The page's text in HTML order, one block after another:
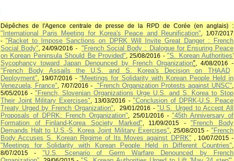
Dépêches de l'Agence centrale de presse de la RPD de Corée (en anglais) :
"International Paris Meeting for Korea's Peace and Reunification", 1/07/2017
-"Racket to Impose Sanctions on DPRK Will Invite Great Danger : French
Social Body", 24/09/2016 - "French Social Body : Dialogue for Ensuring Peace
on Korean Peninsula Should Be Provided", 25/08/2016 -"S. Korean Authorities'
Sycophancy toward Japan Denounced by French Organization", 4/08/2016 -
" French Body Assails the U.S. and S. Korea's Decision on THAAD
Deployment", 19/07/2016 - "Meetings for Solidarity with Korean People Held in
Venezuela, France", 7/07/2016 - "French Organization Protests against UNSC",
5/05/2016 - "French, Slovenian Organizations Urge U.S. and S. Korea to Stop
Their Joint Military Exercises", 13/03/2016 - "Conclusion of DPRK-U.S. Peace
Treaty Urged by French Organization", 29/01/2016 -"U.S. Urged to Accept All
Proposals of DPRK: French Organization", 25/01/2016 - "45th Anniversary of
Formation of Finland-Korea Society Marked", 11/09/2015 -" French Body
Demands Halt to U.S.-S. Korea Joint Military Exercises", 25/08/2015-"French
Body Accuses S. Korean Regime of Its Moves against DPRK" , 10/07/2015 -
"Meetings for Solidarity with Korean People Held in Different Countries",
8/07/2015 - "U.S. Scenario of Germ Warfare Denounced by French